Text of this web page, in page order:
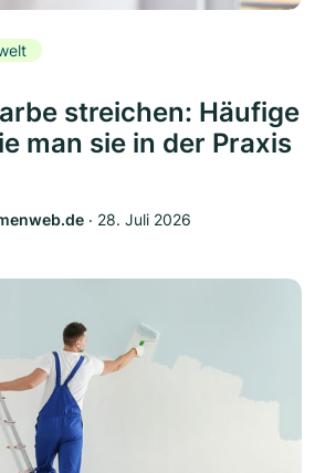
streichen: Häufige
man sie in der Praxis
‧ 28. Juli 2026